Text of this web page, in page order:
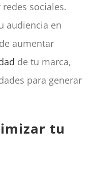
sociales.
audiencia en
aumentar
de tu marca,
para generar
tu